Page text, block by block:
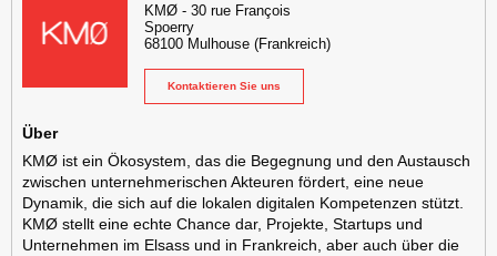
KMØ- 30 rue François
Spoerry
68100 Mulhouse (Frankreich)
Kontaktieren Sie uns
Über
KMØ ist ein Ökosystem, das die Begegnung und den Austausch
zwischen unternehmerischen Akteuren fördert, eine neue
Dynamik, die sich auf die lokalen digitalen Kompetenzen stützt.
KMØ stellt eine echte Chance dar, Projekte, Startups und
Unternehmen im Elsass und in Frankreich, aber auch über die